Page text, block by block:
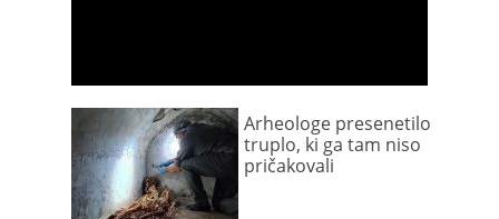
Arheologe presenetilo
truplo, ki ga tam niso
pričakovali